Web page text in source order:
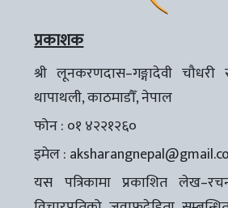
प्रकाशक
श्री लूनकरणदास–गङ्गादेवी चौधरी
थापाथली, काठमाडौँ, नेपाल
फोन : ०१ ४२२१२६०
इमेल :
यस पत्रिकामा प्रकाशित